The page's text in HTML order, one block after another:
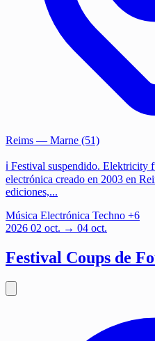
Reims — Marne (51)
ℹ️ Festival suspendido. Elektricity
electrónica creado en 2003 en
ediciones,...
Música Electrónica Techno +6
2026 02 oct. → 04 oct.
Festival Coups de